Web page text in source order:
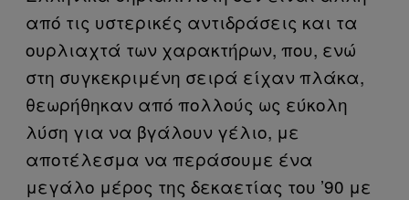
από τις υστερικές αντιδράσεις και τα
ουρλιαχτά των χαρακτήρων, που, ενώ
στη συγκεκριμένη σειρά είχαν πλάκα,
θεωρήθηκαν από πολλούς ως εύκολη
λύση για να βγάλουν γέλιο, με
αποτέλεσμα να περάσουμε ένα
μεγάλο μέρος της δεκαετίας του ’90 με